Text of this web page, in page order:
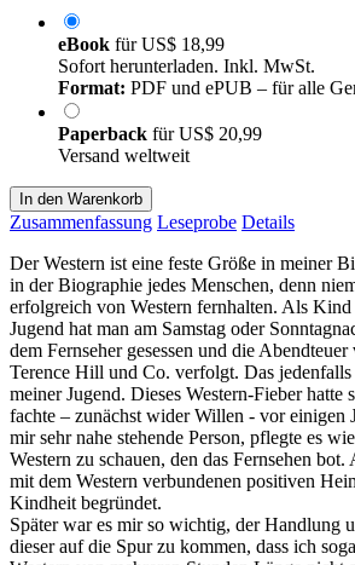
eBook fürUS$ 18,99
Sofort herunterladen. Inkl. MwSt.
Format: PDF und ePUB – für alle
Paperback fürUS$ 20,99
Versand weltweit
In den Warenkorb
Zusammenfassung Leseprobe Details
Der Western ist eine feste Größe in meiner
in der Biographie jedes Menschen, denn
erfolgreich von Western fernhalten. Als
Jugend hat man am Samstag oder
dem Fernseher gesessen und die
Terence Hill und Co. verfolgt. Das
meiner Jugend. Dieses Western-Fieber hatte
fachte – zunächst wider Willen - vor einigen
mir sehr nahe stehende Person, pflegte es
Western zu schauen, den das Fernsehen
mit dem Western verbundenen positiven
Kindheit begründet.
Später war es mir so wichtig, der Handlung
dieser auf die Spur zu kommen, dass ich